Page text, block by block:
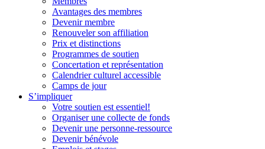
Avantages des membres
Devenir membre
Renouveler son affiliation
Prix et distinctions
Programmes de soutien
Concertation et représentation
Calendrier culturel accessible
Camps de jour
S’impliquer
Votre soutien est essentiel!
Organiser une collecte de fonds
Devenir une personne-ressource
Devenir bénévole